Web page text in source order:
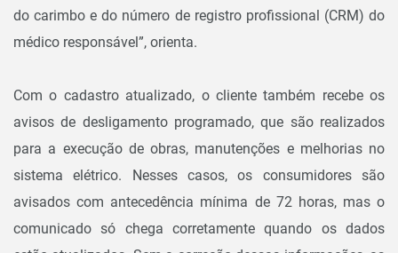
do carimbo e do número de registro profissional (CRM) do
médico responsável”, orienta.
Com o cadastro atualizado, o cliente também recebe os
avisos de desligamento programado, que são realizados
para a execução de obras, manutenções e melhorias no
sistema elétrico. Nesses casos, os consumidores são
avisados com antecedência mínima de 72 horas, mas o
comunicado só chega corretamente quando os dados